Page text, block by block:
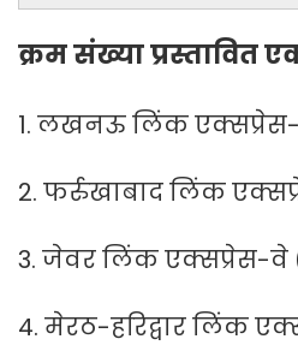
क्रम संख्या प्रस्तावित
1. लखनऊ लिंक एक्सप्रेस-
2. फर्रुखाबाद लिंक
3. जेवर लिंक एक्सप्रेस-वे
4. मेरठ-हरिद्वार लिंक